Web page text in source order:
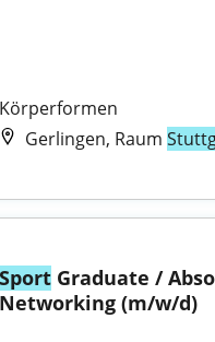
Körperformen
Gerlingen, Raum
Sport Graduate /
Networking (m/w/d)